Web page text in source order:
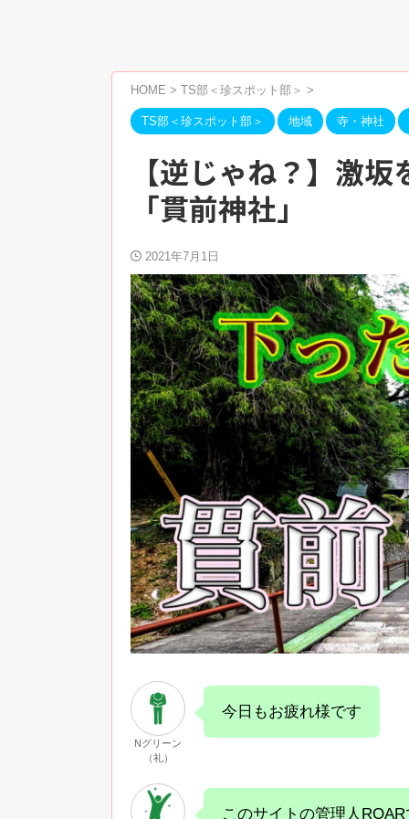
HOME > TS部＜珍スポット部＞ >
TS部＜珍スポット部＞ 地域 寺・神社
【逆じゃね？】激
「貫前神社」
2021年7月1日
Nグリーン
（礼）
今日もお疲れ様です
このサイトの管理人